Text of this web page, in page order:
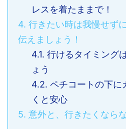
レスを着たままで！
4. 行きたい時は我慢せず
伝えましょう！
4.1. 行けるタイミング
ょう
4.2. ペチコートの下に
くと安心
5. 意外と、行きたくなら